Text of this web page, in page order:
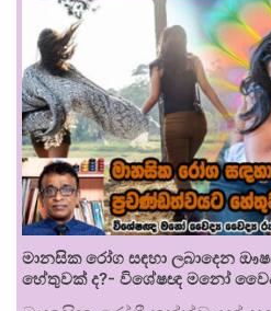
මානසික රෝග සඳහා ලබාදෙන
හේතුවක් ද?- විශේෂඥ මනෝ